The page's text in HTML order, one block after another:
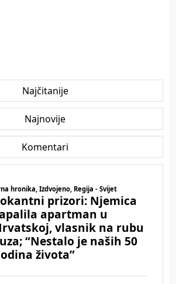
Najčitanije
Najnovije
Komentari